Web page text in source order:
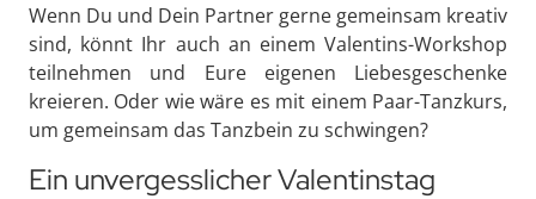
Wenn Du und Dein Partner gerne gemeinsam kreativ
sind, könnt Ihr auch an einem Valentins-Workshop
teilnehmen und Eure eigenen Liebesgeschenke
kreieren. Oder wie wäre es mit einem Paar-Tanzkurs,
um gemeinsam das Tanzbein zu schwingen?
Ein unvergesslicher Valentinstag